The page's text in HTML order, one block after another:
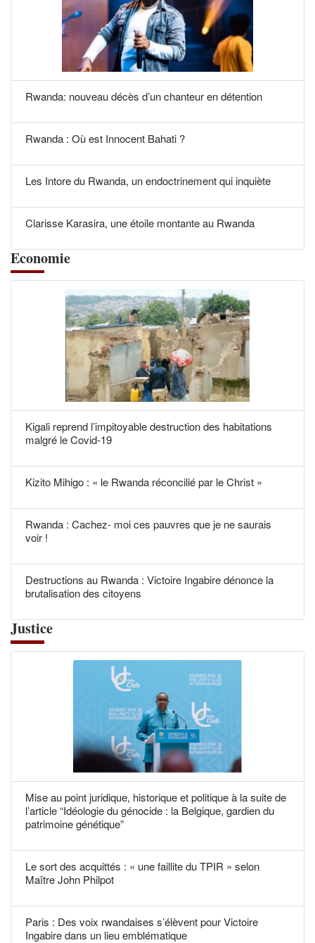
Rwanda: nouveau décès d’un chanteur en détention
Rwanda : Où est Innocent Bahati ?
Les Intore du Rwanda, un endoctrinement qui inquiète
Clarisse Karasira, une étoile montante au Rwanda
Economie
Kigali reprend l’impitoyable destruction des habitations
malgré le Covid-19
Kizito Mihigo : « le Rwanda réconcilié par le Christ »
Rwanda : Cachez- moi ces pauvres que je ne saurais
voir !
Destructions au Rwanda : Victoire Ingabire dénonce la
brutalisation des citoyens
Justice
Mise au point juridique, historique et politique à la suite de
l’article “Idéologie du génocide : la Belgique, gardien du
patrimoine génétique”
Le sort des acquittés : « une faillite du TPIR » selon
Maître John Philpot
Paris : Des voix rwandaises s’élèvent pour Victoire
Ingabire dans un lieu emblématique